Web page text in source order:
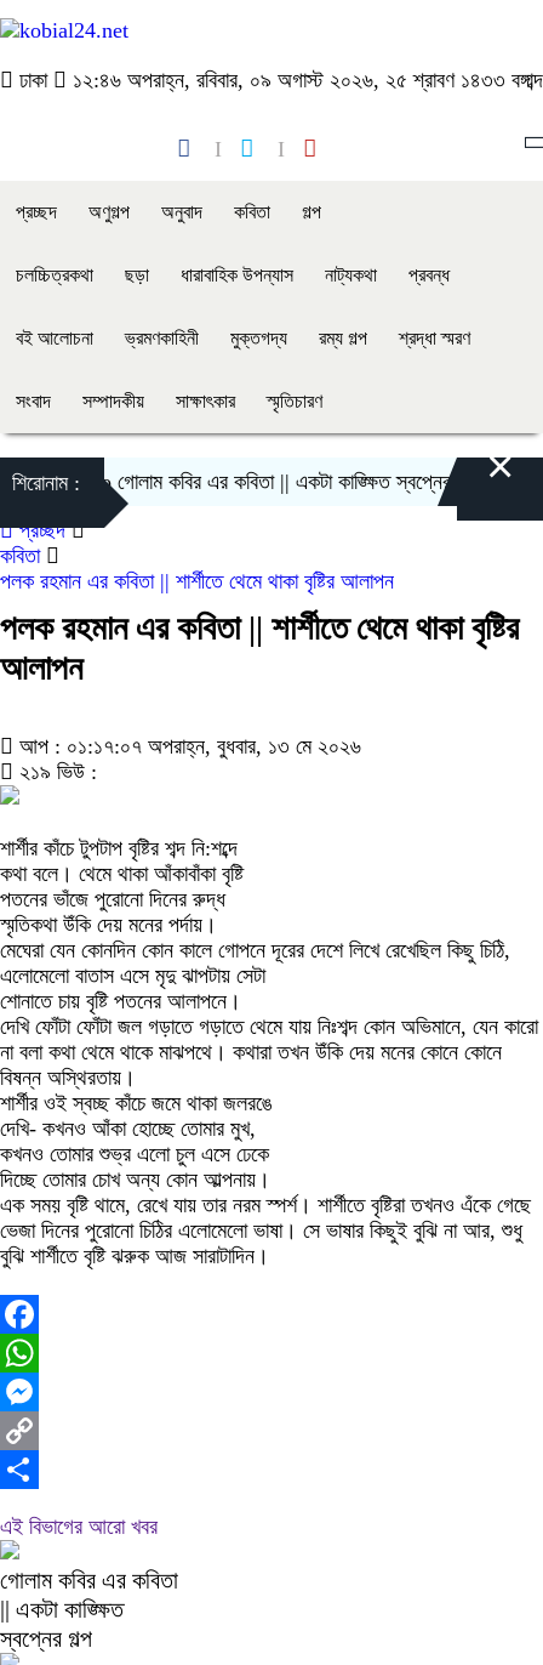
ঢাকা ১২:৪৬ অপরাহ্ন, রবিবার, ০৯ অগাস্ট ২০২৬, ২৫ শ্রাবণ ১৪৩৩ বঙ্গাব্দ
প্রচ্ছদ অণুগল্প অনুবাদ কবিতা গল্প
চলচ্চিত্রকথা ছড়া ধারাবাহিক উপন্যাস নাট্যকথা প্রবন্ধ
বই আলোচনা ভ্রমণকাহিনী মুক্তগদ্য রম্য গল্প শ্রদ্ধা স্মরণ
সংবাদ সম্পাদকীয় সাক্ষাৎকার স্মৃতিচারণ
শিরোনাম : গোলাম কবির এর কবিতা || একটা কাঙ্ক্ষিত স্বপ্নের গল্প ×
প্রচ্ছদ
কবিতা
পলক রহমান এর কবিতা || শার্শীতে থেমে থাকা বৃষ্টির আলাপন
পলক রহমান এর কবিতা || শার্শীতে থেমে থাকা বৃষ্টির
আলাপন
আপ : ০১:১৭:০৭ অপরাহ্ন, বুধবার, ১৩ মে ২০২৬
২১৯ ভিউ :
শার্শীর কাঁচে টুপটাপ বৃষ্টির শব্দ নি:শব্দে
কথা বলে। থেমে থাকা আঁকাবাঁকা বৃষ্টি
পতনের ভাঁজে পুরোনো দিনের রুদ্ধ
স্মৃতিকথা উঁকি দেয় মনের পর্দায়।
মেঘেরা যেন কোনদিন কোন কালে গোপনে দূরের দেশে লিখে রেখেছিল কিছু চিঠি,
এলোমেলো বাতাস এসে মৃদু ঝাপটায় সেটা
শোনাতে চায় বৃষ্টি পতনের আলাপনে।
দেখি ফোঁটা ফোঁটা জল গড়াতে গড়াতে থেমে যায় নিঃশব্দ কোন অভিমানে, যেন কারো
না বলা কথা থেমে থাকে মাঝপথে। কথারা তখন উঁকি দেয় মনের কোনে কোনে
বিষন্ন অস্থিরতায়।
শার্শীর ওই স্বচ্ছ কাঁচে জমে থাকা জলরঙে
দেখি- কখনও আঁকা হোচ্ছে তোমার মুখ,
কখনও তোমার শুভ্র এলো চুল এসে ঢেকে
দিচ্ছে তোমার চোখ অন্য কোন আল্পনায়।
এক সময় বৃষ্টি থামে, রেখে যায় তার নরম স্পর্শ। শার্শীতে বৃষ্টিরা তখনও এঁকে গেছে
ভেজা দিনের পুরোনো চিঠির এলোমেলো ভাষা। সে ভাষার কিছুই বুঝি না আর, শুধু
বুঝি শার্শীতে বৃষ্টি ঝরুক আজ সারাটাদিন।
Facebook
WhatsApp
Messenger
Copy
এই বিভাগের আরো খবর
গোলাম কবির এর কবিতা
|| একটা কাঙ্ক্ষিত
স্বপ্নের গল্প